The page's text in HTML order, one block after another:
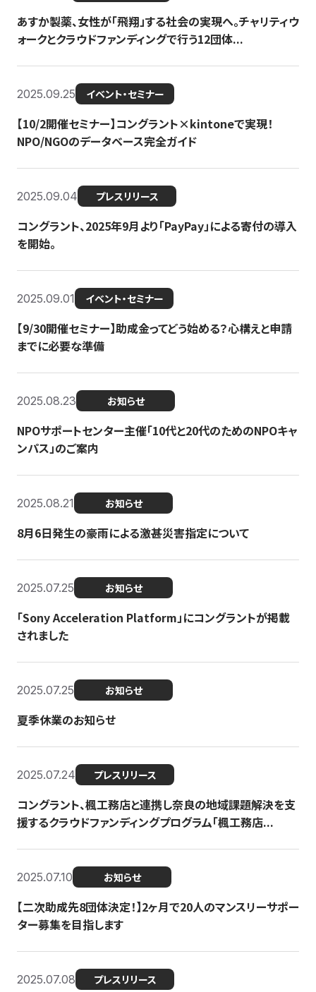
あすか製薬、女性が「飛翔」する社会の実現へ。チャリティウ
ォークとクラウドファンディングで行う12団体...
2025.09.25 イベント・セミナー
【10/2開催セミナー】コングラント×kintoneで実現！
NPO/NGOのデータベース完全ガイド
2025.09.04 プレスリリース
コングラント、2025年9月より「PayPay」による寄付の導入
を開始。
2025.09.01 イベント・セミナー
【9/30開催セミナー】助成金ってどう始める？心構えと申請
までに必要な準備
2025.08.23 お知らせ
NPOサポートセンター主催「10代と20代のためのNPOキャ
ンパス」のご案内
2025.08.21 お知らせ
8月6日発生の豪雨による激甚災害指定について
2025.07.25 お知らせ
「Sony Acceleration Platform」にコングラントが掲載
されました
2025.07.25 お知らせ
夏季休業のお知らせ
2025.07.24 プレスリリース
コングラント、楓工務店と連携し奈良の地域課題解決を支
援するクラウドファンディングプログラム「楓工務店...
2025.07.10 お知らせ
【二次助成先8団体決定！】2ヶ月で20人のマンスリーサポー
ター募集を目指します
2025.07.08 プレスリリース